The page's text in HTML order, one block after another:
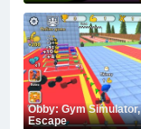
Obby: Gym Simulator,
Escape